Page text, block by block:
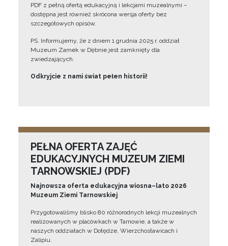
PDF z pełną ofertą edukacyjną i lekcjami muzealnymi –
dostępna jest również skrócona wersja oferty bez
szczegółowych opisów.
PS. Informujemy, że z dniem 1 grudnia 2025 r. oddział
Muzeum Zamek w Dębnie jest zamknięty dla
zwiedzających.
Odkryjcie z nami świat pełen historii!
PEŁNA OFERTA ZAJĘĆ
EDUKACYJNYCH MUZEUM ZIEMI
TARNOWSKIEJ (PDF)
Najnowsza oferta edukacyjna wiosna–lato 2026
Muzeum Ziemi Tarnowskiej
Przygotowaliśmy blisko 80 różnorodnych lekcji muzealnych
realizowanych w placówkach w Tarnowie, a także w
naszych oddziałach w Dołędze, Wierzchosławicach i
Zalipiu.